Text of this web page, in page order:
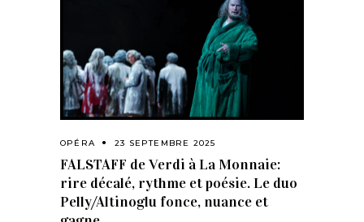
OPÉRA 23 SEPTEMBRE 2025
FALSTAFF de Verdi à La Monnaie:
rire décalé, rythme et poésie. Le duo
Pelly/Altinoglu fonce, nuance et